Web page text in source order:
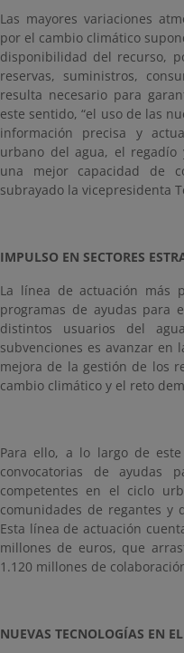
Las mayores variaciones
por el cambio climático
disponibilidad del recurso,
reservas, suministros,
resulta necesario para
este sentido, “el uso de las
información precisa y
urbano del agua, el
una mejor capacidad de
subrayado la vicepresidenta
IMPULSO EN SECTORES
La línea de actuación más
programas de ayudas para
distintos usuarios del
subvenciones es avanzar en
mejora de la gestión de los
cambio climático y el reto
Para ello, a lo largo de
convocatorias de ayudas
competentes en el ciclo
comunidades de regantes y
Esta línea de actuación
millones de euros, que
1.120 millones de
NUEVAS TECNOLOGÍAS EN